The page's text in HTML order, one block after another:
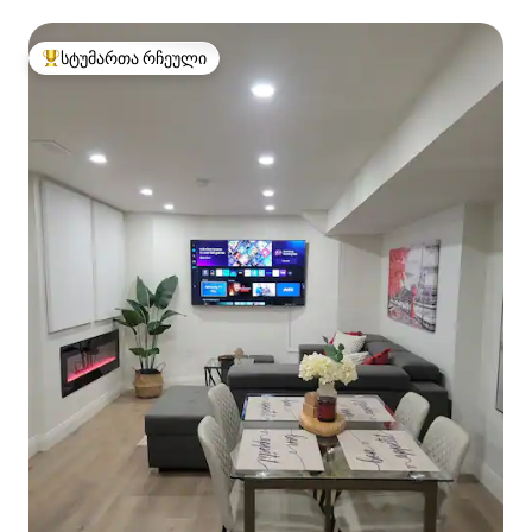
სტუმართა რჩეული მოწინავე ვარიანტი
სტუმართა რჩეული